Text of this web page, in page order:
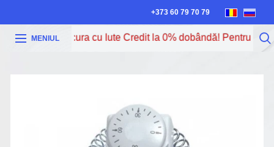
+373 60 79 70 79
MENIUL
poți procura cu Iute Credit la 0% dobândă! Pentru mai